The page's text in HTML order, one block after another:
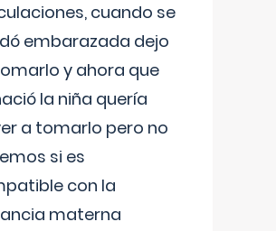
cuando se
embarazada dejo
y ahora que
la niña quería
a tomarlo pero no
si es
con la
materna